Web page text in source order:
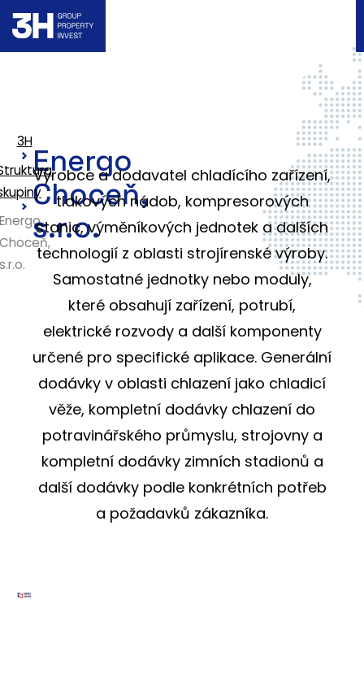
3H
Energo
Choceň,
s.r.o.
Výrobce a dodavatel chladícího zařízení,
tlakových nádob, kompresorových
stanic, výměníkových jednotek a dalších
technologií z oblasti strojírenské výroby.
Samostatné jednotky nebo moduly,
které obsahují zařízení, potrubí,
elektrické rozvody a další komponenty
určené pro specifické aplikace. Generální
dodávky v oblasti chlazení jako chladicí
věže, kompletní dodávky chlazení do
potravinářského průmyslu, strojovny a
kompletní dodávky zimních stadionů a
další dodávky podle konkrétních potřeb
a požadavků zákazníka.